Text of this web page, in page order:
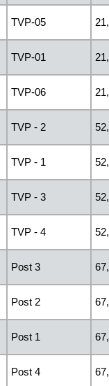
TVP-05
TVP-01
TVP-06
TVP - 2
TVP - 1
TVP - 3
TVP - 4
Post 3
Post 2
Post 1
Post 4